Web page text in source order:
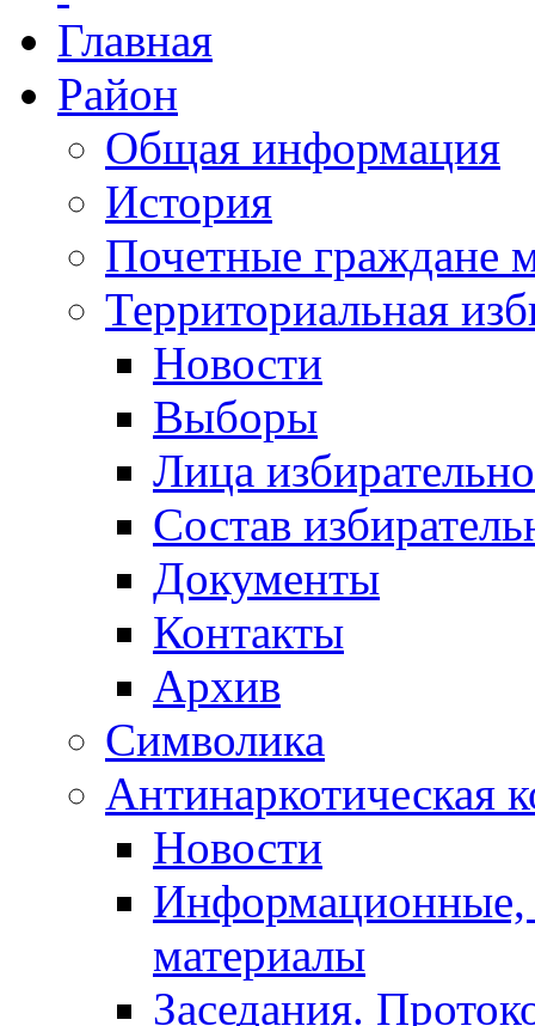
Главная
Район
Общая информация
История
Почетные граждане
Территориальная
Новости
Выборы
Лица
Состав
Документы
Контакты
Архив
Символика
Антинаркотическая
Новости
Информационные,
материалы
Заседания.